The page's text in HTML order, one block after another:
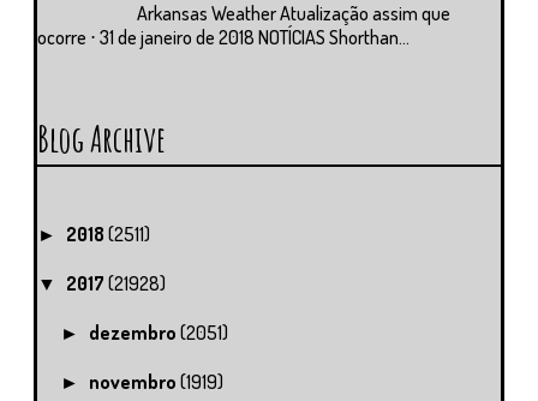
Arkansas Weather Atualização assim que
ocorre ⋅ 31 de janeiro de 2018 NOTÍCIAS Shorthan...
Blog Archive
► 2018 (2511)
▼ 2017 (21928)
► dezembro(2051)
► novembro(1919)